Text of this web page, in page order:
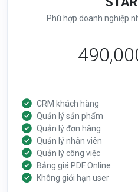
Phù hợp doanh nghiệp
CRM khách hàng
Quản lý sản phẩm
Quản lý đơn hàng
Quản lý nhân viên
Quản lý công việc
Bảng giá PDF Online
Không giới hạn user